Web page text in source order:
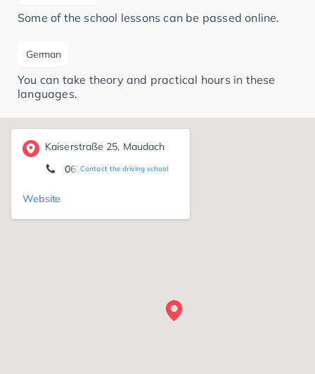
Some of the school lessons can be passed online.
German
You can take theory and practical hours in these
languages.
Kaiserstraße 25, Maudach
Contact the driving school
0621 / 560 124 23
Website